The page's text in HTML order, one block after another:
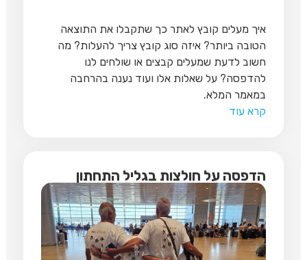
איך מעלים קובץ לאתר כך שתקבלו את התוצאה
הטובה ביותר? איזה סוג קובץ צריך להעלות? מה
חשוב לדעת שמעלים קבצים או שולחים לנו
להדפסה? על שאלות אלו ועוד נענה בהרחבה
במאמר המלא.
קרא עוד
הדפסה על חולצות בגליל התחתון